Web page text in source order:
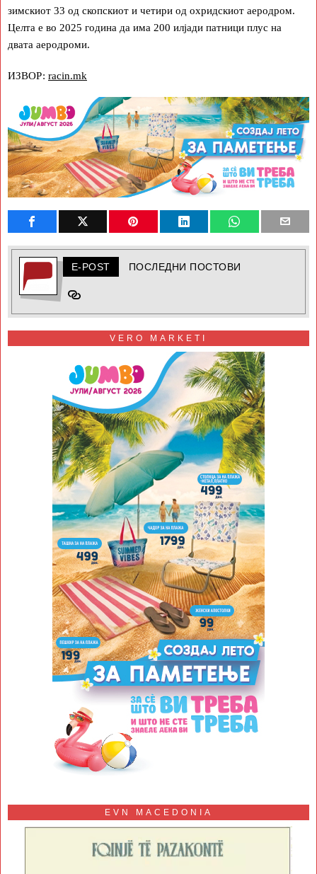
зимскиот 33 од скопскиот и четири од охридскиот аеродром.
Целта е во 2025 година да има 200 илјади патници плус на
двата аеродроми.
ИЗВОР: racin.mk
E-POST ПОСЛЕДНИ ПОСТОВИ
VERO MARKETI
EVN MACEDONIA